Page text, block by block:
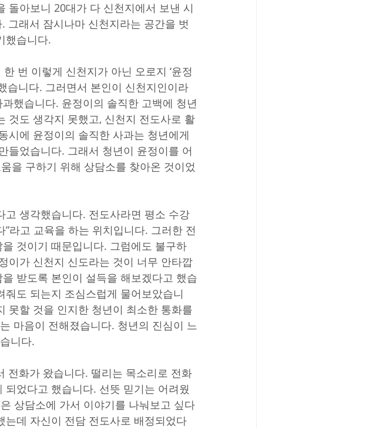
돌아보니 20대가 다 신천지에서 보낸 시
그래서 잠시나마 신천지라는 공간을 벗
했습니다.
번 이렇게 신천지가 아닌 오로지 ‘윤정
습니다. 그러면서 본인이 신천지인이라
했습니다. 윤정이의 솔직한 고백에 청년
것도 생각지 못했고, 신천지 전도사로 활
시에 윤정이의 솔직한 사과는 청년에게
들었습니다. 그래서 청년이 윤정이를 어
을 구하기 위해 상담소를 찾아온 것이었
생각했습니다. 전도사라면 평소 수강
라고 교육을 하는 위치입니다. 그러한 전
것이기 때문입니다. 그럼에도 불구하
이가 신천지 신도라는 것이 너무 안타깝
받도록 본인이 설득을 해보겠다고 했습
도 되는지 조심스럽게 물어보았습니
못할 것을 인지한 청년이 최소한 통화를
마음이 전해졌습니다. 청년의 진심이 느
니다.
전화가 왔습니다. 떨리는 목소리로 전화
었다고 했습니다. 선뜻 믿기는 어려웠
상담소에 가서 이야기를 나눠보고 싶다
데 자신이 전담 전도사로 배정되었다